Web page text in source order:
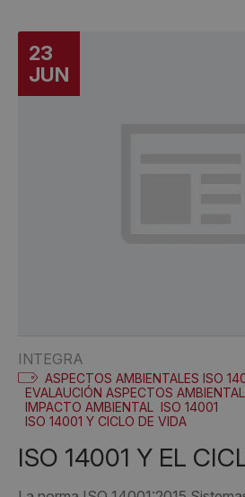
23
JUN
INTEGRA
ASPECTOS AMBIENTALES ISO
EVALAUCIÓN ASPECTOS
IMPACTO AMBIENTAL ISO 14001
ISO 14001 Y CICLO DE VIDA
ISO 14001 Y EL